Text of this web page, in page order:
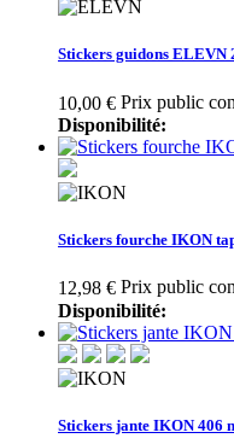
Stickers guidons ELEVN
10,00 € Prix public
Disponibilité:
Stickers fourche IKON
12,98 € Prix public
Disponibilité:
Stickers jante IKON 406